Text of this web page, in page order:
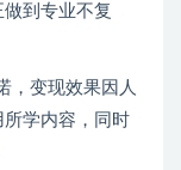
到专业不复
，变现效果因人
学内容，同时